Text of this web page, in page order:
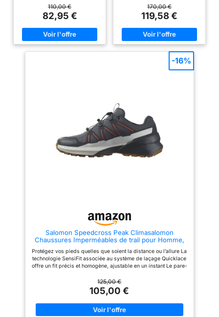
en un instant. Protection tout-
terrain : Le pare-pierres et la
protection talon résistent aux
terrains les plus accidentés.
Adhérence active: Avec son
profil de crampons agressifs, le
110,00 €
82,95 €
terrains les plus accidentés;
Tout est une question de
confiance L’adhérence
phénoménale sur terrain humide
: plus qu’une technologie, c’est
un état d’esprit; Vous pouvez
abstraction du sol mouillé et
foncer sans arrière-pensée
Avec son pare-pierres renforcé
Black, Magnet; Chaussures
Homme; Taille FR (EUR): 44
170,00 €
119,58 €
Salomon Speedcross Peak Climasalomon
Chaussures Imperméables de trail pour Homme,
active, India Ink, 43 ⅓
Protégez vos pieds quelles que soient la distance ou l’allure La
technologie SensiFit associée au système de laçage Quicklace
offre un fit précis et homogène, ajustable en un instant Le pare-
accidentés Avec son profil de crampons agressifs, le
Contagrip garantit une adhérence performante sur tous les
types de surface et de terrain Couleurs: India Ink, Carbon,
Glacier Gray; Chaussures Homme; Taille FR (EU): 42 2/3
125,00 €
105,00 €
-16%